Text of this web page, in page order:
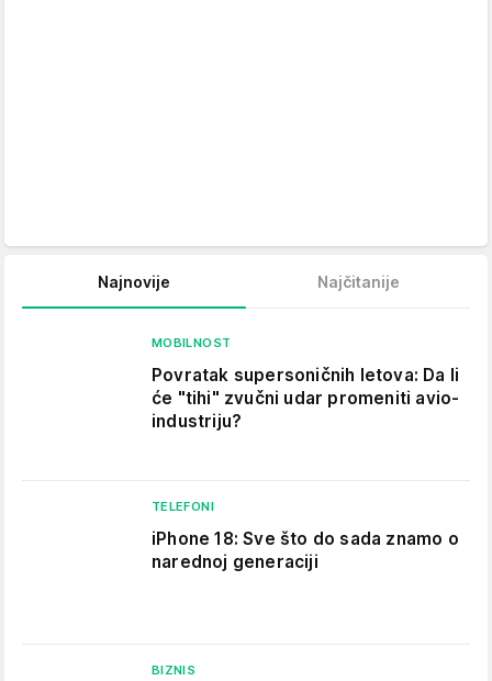
Najnovije Najčitanije
MOBILNOST
Povratak supersoničnih letova: Da li
će "tihi" zvučni udar promeniti avio-
industriju?
TELEFONI
iPhone 18: Sve što do sada znamo o
narednoj generaciji
BIZNIS